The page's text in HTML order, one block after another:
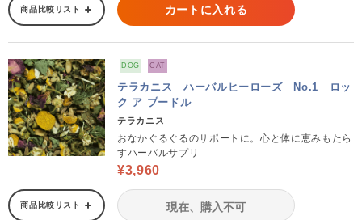
商品比較リスト カートに入れる
DOG CAT
テラカニス ハーバルヒーローズ No.1 ロッ
ク ア プードル
テラカニス
おなかぐるぐるのサポートに。心と体に恵みもたら
すハーバルサプリ
¥3,960
商品比較リスト 現在、購入不可